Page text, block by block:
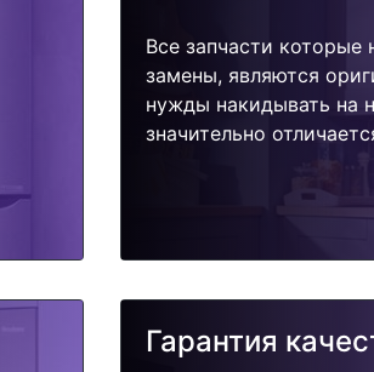
Все запчасти которые
замены, являются
нужды накидывать на
значительно
Гарантия